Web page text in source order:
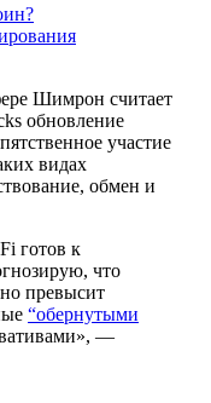
Шимрон считает
обновление
участие
видах
обмен и
готов к
что
превысит
“обернутыми
—